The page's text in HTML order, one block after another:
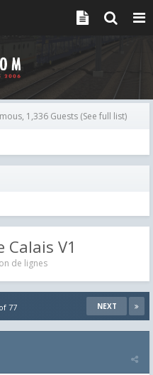
1,336 Guests (See full list)
Calais V1
de lignes
NEXT
77